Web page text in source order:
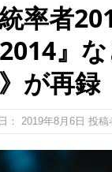
統率者
2014』
が再録
： 2019年8月6日 投稿